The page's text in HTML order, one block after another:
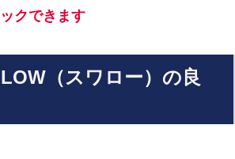
クできます
（スワロー）の良